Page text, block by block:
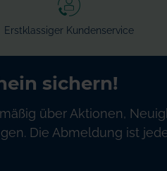
Erstklassiger Kundenservice
sichern!
über Aktionen,
Die Abmeldung ist